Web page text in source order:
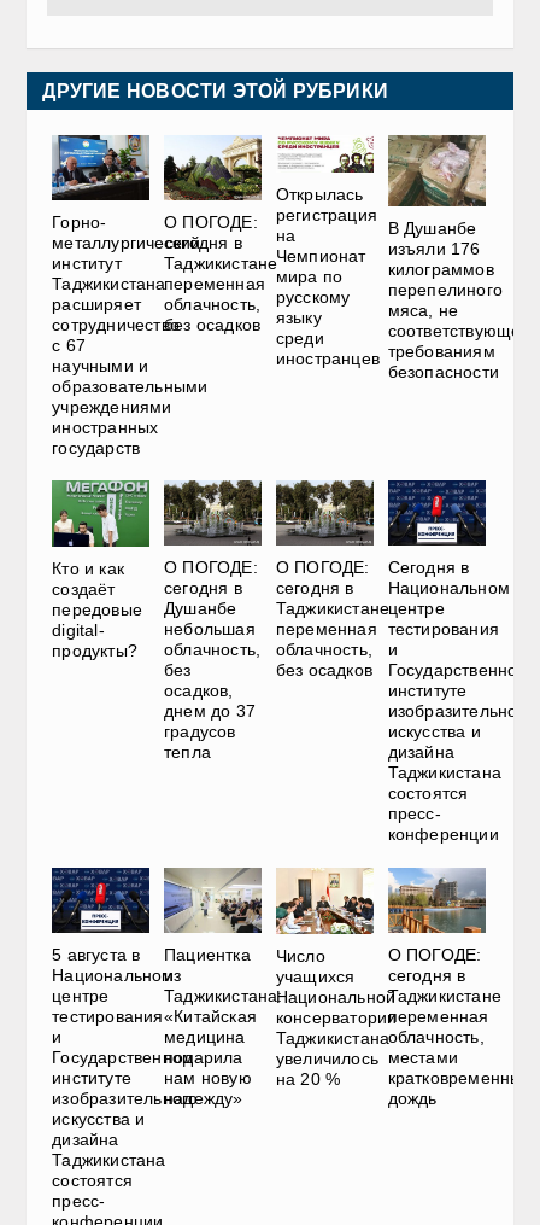
ДРУГИЕ НОВОСТИ ЭТОЙ РУБРИКИ
Горно-
металлургический
институт
Таджикистана
расширяет
сотрудничество
с 67
научными и
образовательными
учреждениями
иностранных
государств
О ПОГОДЕ:
сегодня в
Таджикистане
переменная
облачность,
без осадков
Открылась
регистрация
на
Чемпионат
мира по
русскому
языку
среди
иностранцев
В Душанбе
изъяли 176
килограммов
перепелиного
мяса, не
соответствующего
требованиям
безопасности
Кто и как
создаёт
передовые
digital-
продукты?
О ПОГОДЕ:
сегодня в
Душанбе
небольшая
облачность,
без
осадков,
днем до 37
градусов
тепла
О ПОГОДЕ:
сегодня в
Таджикистане
переменная
облачность,
без осадков
Сегодня в
Национальном
центре
тестирования
и
Государственном
институте
изобразительного
искусства и
дизайна
Таджикистана
состоятся
пресс-
конференции
5 августа в
Национальном
центре
тестирования
и
Государственном
институте
изобразительного
искусства и
дизайна
Таджикистана
состоятся
пресс-
Пациентка
из
Таджикистана:
«Китайская
медицина
подарила
нам новую
надежду»
Число
учащихся
Национальной
консерватории
Таджикистана
увеличилось
на 20 %
О ПОГОДЕ:
сегодня в
Таджикистане
переменная
облачность,
местами
кратковременный
дождь